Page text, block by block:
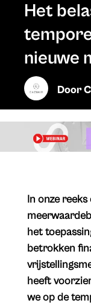
Het
nieuwe
Door
​In onze
het
betrokken
heeft
we op de